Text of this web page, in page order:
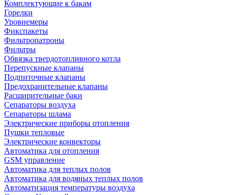
Комплектующие к бакам
Горелки
Уровнемеры
Фикспакеты
Фильтропатроны
Фильтры
Обвязка твердотопливного котла
Перепускные клапаны
Подпиточные клапаны
Предохранительные клапаны
Расширительные баки
Сепараторы воздуха
Сепараторы шлама
Электрические приборы отопления
Пушки тепловые
Электрические конвекторы
Автоматика для отопления
GSM управление
Автоматика для теплых полов
Автоматика для водяных теплых полов
Автоматизация температуры воздуха